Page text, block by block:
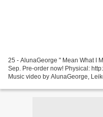
25 - AlunaGeorge " Mean What I
Sep. Pre-order now! Physical:
Music video by AlunaGeorge,